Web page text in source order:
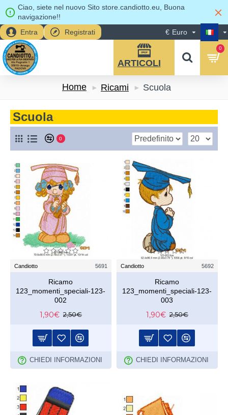
Ciao, siete nel nuovo Sito store.candiotto.eu, Buona
navigazione!!
Entra
Registrati € Euro
0
Home Ricami Scuola
Scuola
0
Candiotto 5691
Ricamo
123_momenti_speciali-123-
002
1,90€ 2,50€
CHIEDI INFORMAZIONI
Candiotto 5692
Ricamo
123_momenti_speciali-123-
003
1,90€ 2,50€
CHIEDI INFORMAZIONI